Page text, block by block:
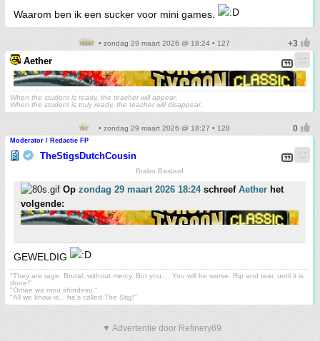
Waarom ben ik een sucker voor mini games.
• zondag 29 maart 2026 @ 18:24 • 127
Aether
When the student is ready, the teacher will appear.
When the student is truly ready, the teacher will disappear.
• zondag 29 maart 2026 @ 18:27 • 128
Moderator / Redactie FP
TheStigsDutchCousin
Brabo Bastard
Op zondag 29 maart 2026 18:24schreef Aether het
volgende:
GEWELDIG
"They are rage. Brutal, without mercy. But you.... You will be worse. Rip and tear, until it is
done!"
"Omae wa mou shindeiru."
"All we know is... he's called The Stig!"
▼ Advertentie door Refinery89